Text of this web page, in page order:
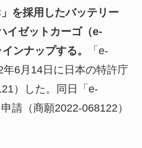
を採用したバッテリー
イゼットカーゴ（e-
ンナップする。
「e-
6月14日に日本の特許庁
）した。同日「e-
請（商願2022-068122）